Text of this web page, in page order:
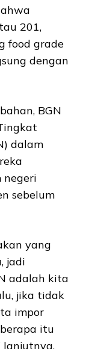
201,
food grade
dengan
BGN
dalam
negeri
sebelum
yang
jadi
adalah kita
jika tidak
impor
itu
lanjutnya.